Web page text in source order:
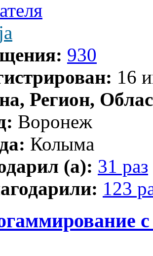
930
16
Регион,
Воронеж
Колыма
(а): 31 раз
123
с